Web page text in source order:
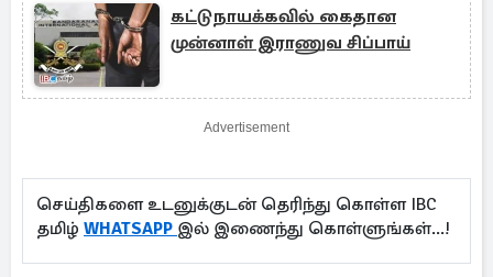
கட்டுநாயக்கவில் கைதான
முன்னாள் இராணுவ சிப்பாய்
Advertisement
செய்திகளை உடனுக்குடன் தெரிந்து கொள்ள IBC
தமிழ் WHATSAPP இல் இணைந்து கொள்ளுங்கள்...!